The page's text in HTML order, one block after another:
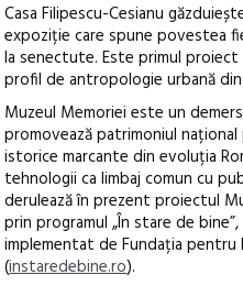
Casa Filipescu-Cesianu
expoziție care spune povestea
la senectute. Este primul
profil de antropologie urbană din
Muzeul Memoriei este un
promovează patrimoniul
istorice marcante din evoluția
tehnologii ca limbaj comun cu
derulează în prezent proiectul
prin programul „În stare de
implementat de Fundația
(instaredebine.ro).